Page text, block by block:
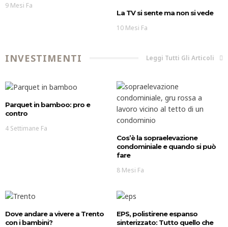
9 Mesi Fa
La TV si sente ma non si vede
10 Mesi Fa
INVESTIMENTI Leggi Tutti Gli Articoli
Parquet in bamboo: pro e
contro
4 Settimane Fa
Cos’è la sopraelevazione
condominiale e quando si può
fare
8 Mesi Fa
Dove andare a vivere a Trento
con i bambini?
EPS, polistirene espanso
sinterizzato: Tutto quello che